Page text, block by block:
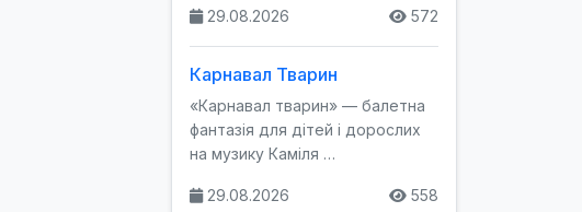
29.08.2026 572
Карнавал Тварин
«Карнавал тварин» — балетна
фантазія для дітей і дорослих
на музику Каміля …
29.08.2026 558